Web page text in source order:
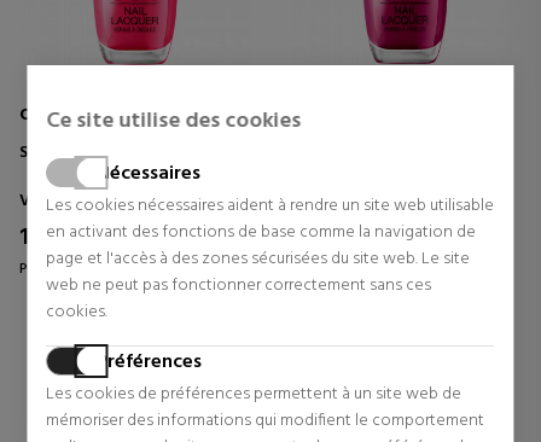
Ce site utilise des cookies
Nécessaires
Les cookies nécessaires aident à rendre un site web utilisable
en activant des fonctions de base comme la navigation de
page et l'accès à des zones sécurisées du site web. Le site
web ne peut pas fonctionner correctement sans ces
cookies.
Préférences
Les cookies de préférences permettent à un site web de
mémoriser des informations qui modifient le comportement
O.P.I
SHE'S BAD MUFFULETTA!
Vernis À Ongles
17,00 € 5% Réduction
Prix d'origine 17,90 €
O.P.I
Vernis À Ongles
17,00 € 5% Réduction
Prix d'origine 17,90 €